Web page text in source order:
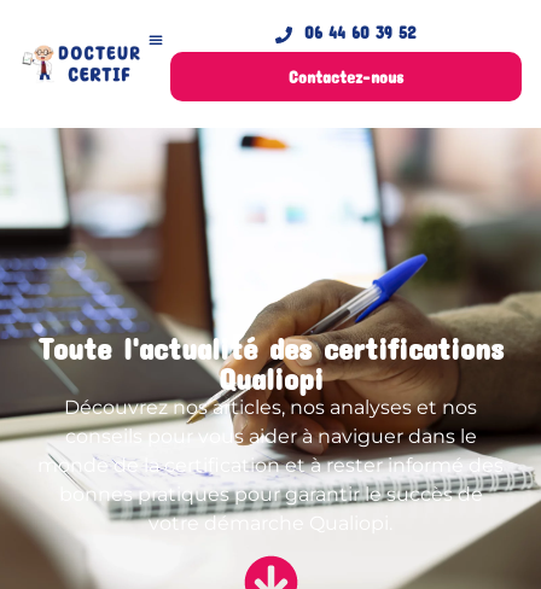
06 44 60 39 52
Contactez-nous
Toute l'actualité des certifications
Qualiopi
Découvrez nos articles, nos analyses et nos
conseils pour vous aider à naviguer dans le
monde de la certification et à rester informé des
bonnes pratiques pour garantir le succès de
votre démarche Qualiopi.